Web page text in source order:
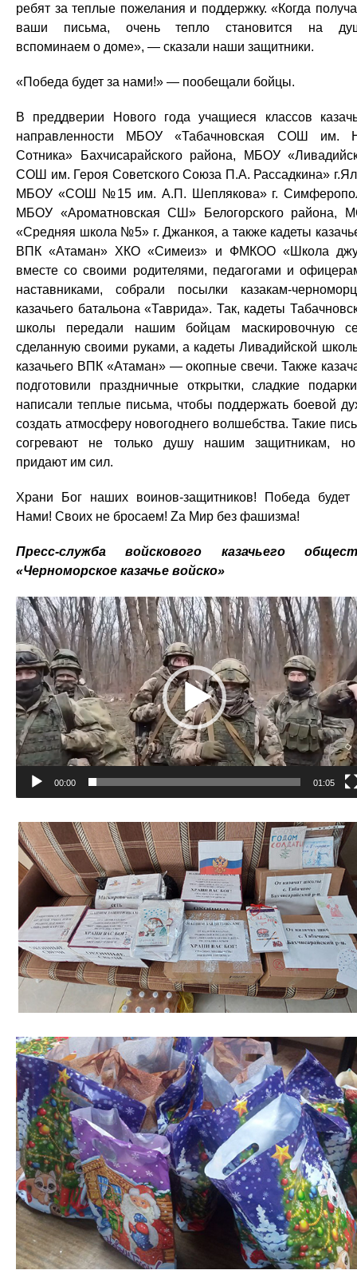
ребят за теплые пожелания и поддержку. «Когда
ваши письма, очень тепло становится на
вспоминаем о доме», — сказали наши защитники.
«Победа будет за нами!» — пообещали бойцы.
В преддверии Нового года учащиеся классов
направленности МБОУ «Табачновская СОШ им.
Сотника» Бахчисарайского района, МБОУ
СОШ им. Героя Советского Союза П.А. Рассадкина»
МБОУ «СОШ №15 им. А.П. Шеплякова» г.
МБОУ «Ароматновская СШ» Белогорского района,
«Средняя школа №5» г. Джанкоя, а также кадеты
ВПК «Атаман» ХКО «Симеиз» и ФМКОО «Школа
вместе со своими родителями, педагогами и
наставниками, собрали посылки казакам-
казачьего батальона «Таврида». Так, кадеты
школы передали нашим бойцам маскировочную
сделанную своими руками, а кадеты Ливадийской
казачьего ВПК «Атаман» — окопные свечи. Также
подготовили праздничные открытки, сладкие
написали теплые письма, чтобы поддержать боевой
создать атмосферу новогоднего волшебства. Такие
согревают не только душу нашим защитникам,
придают им сил.
Храни Бог наших воинов-защитников! Победа будет
Нами! Своих не бросаем! Zа Мир без фашизма!
Пресс-служба войскового казачьего
«Черноморское казачье войско»
Видеоплеер
00:00 01:05